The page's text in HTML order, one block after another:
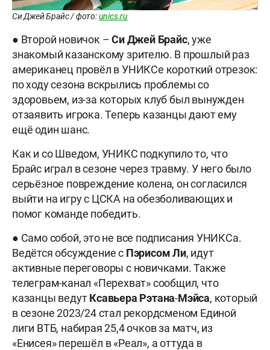
Си Джей Брайс / фото:unics.ru
● Второй новичок –Си Джей Брайс, уже
знакомый казанскому зрителю. В прошлый раз
американец провёл в УНИКСе короткий отрезок:
по ходу сезона вскрылись проблемы со
здоровьем, из-за которых клуб был вынужден
отзаявить игрока. Теперь казанцы дают ему
ещё один шанс.
Как и со Шведом, УНИКС подкупило то, что
Брайс играл в сезоне через травму. У него было
серьёзное повреждение колена, он согласился
выйти на игру с ЦСКА на обезболивающих и
помог команде победить.
● Само собой, это не все подписания УНИКСа.
Ведётся обсуждение с ПэрисомЛи, идут
активные переговоры с новичками. Также
телеграм-канал «Перехват» сообщил, что
казанцы ведутКсавьера Рэтана-Мэйса, который
в сезоне 2023/24 стал рекордсменом Единой
лиги ВТБ, набирая 25,4 очков за матч, из
«Енисея» перешёл в «Реал», а оттуда в